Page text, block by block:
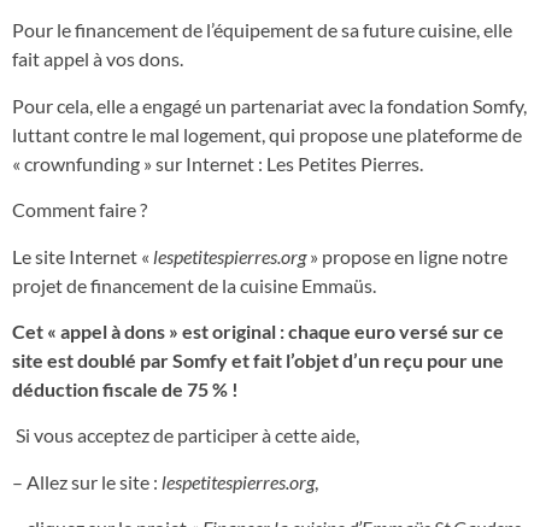
Pour le financement de l’équipement de sa future cuisine, elle
fait appel à vos dons.
Pour cela, elle a engagé un partenariat avec la fondation Somfy,
luttant contre le mal logement, qui propose une plateforme de
« crownfunding » sur Internet : Les Petites Pierres.
Comment faire ?
Le site Internet « lespetitespierres.org» propose en ligne notre
projet de financement de la cuisine Emmaüs.
Cet « appel à dons » est original : chaque euro versé sur ce
site est doublé par Somfy et fait l’objet d’un reçu pour une
déduction fiscale de 75 % !
Si vous acceptez de participer à cette aide,
– Allez sur le site : lespetitespierres.org,